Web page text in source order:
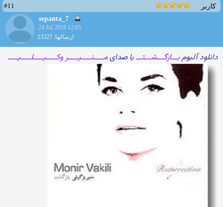
کاربر
#11
sepanta_7
24 Jul 2018 12:05
ارسالها: 23327
دانلود آلبومبـــازگـــشـــتـــبا صدایمـــــنـــــیـــــر وکـــــیـــــلـــــیـــــ